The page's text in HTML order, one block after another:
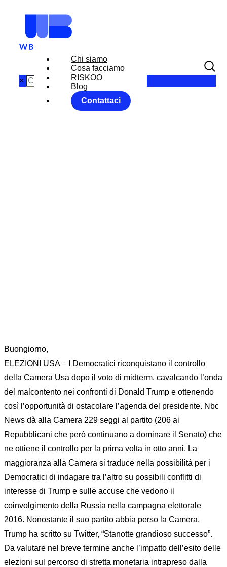
Chi siamo
Cosa facciamo
RISKOO
Blog
Contattaci
×
MARKET
Buongiorno,
ELEZIONI USA – I Democratici riconquistano il controllo
della Camera Usa dopo il voto di midterm, cavalcando l’onda
del malcontento nei confronti di Donald Trump e ottenendo
così l’opportunità di ostacolare l’agenda del presidente. Nbc
News dà alla Camera 229 seggi al partito (206 ai
Repubblicani che però continuano a dominare il Senato) che
ne ottiene il controllo per la prima volta in otto anni. La
maggioranza alla Camera si traduce nella possibilità per i
Democratici di indagare tra l’altro su possibili conflitti di
interesse di Trump e sulle accuse che vedono il
coinvolgimento della Russia nella campagna elettorale
2016. Nonostante il suo partito abbia perso la Camera,
Trump ha scritto su Twitter, “Stanotte grandioso successo”.
Da valutare nel breve termine anche l’impatto dell’esito delle
elezioni sul percorso di stretta monetaria intrapreso dalla